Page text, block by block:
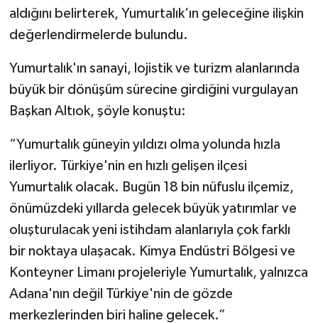
aldığını belirterek, Yumurtalık’ın geleceğine ilişkin
değerlendirmelerde bulundu.
Yumurtalık'ın sanayi, lojistik ve turizm alanlarında
büyük bir dönüşüm sürecine girdiğini vurgulayan
Başkan Altıok, şöyle konuştu:
“Yumurtalık güneyin yıldızı olma yolunda hızla
ilerliyor. Türkiye'nin en hızlı gelişen ilçesi
Yumurtalık olacak. Bugün 18 bin nüfuslu ilçemiz,
önümüzdeki yıllarda gelecek büyük yatırımlar ve
oluşturulacak yeni istihdam alanlarıyla çok farklı
bir noktaya ulaşacak. Kimya Endüstri Bölgesi ve
Konteyner Limanı projeleriyle Yumurtalık, yalnızca
Adana'nın değil Türkiye'nin de gözde
merkezlerinden biri haline gelecek.”